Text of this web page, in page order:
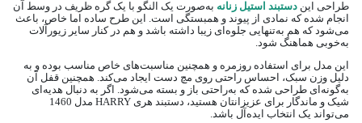
طراحی این دستبند استیل زنانه به‌صورت یک النگو با یک گره ظریف در وسط آن
انجام شده که نمادی از پیوند و همبستگی است. این طرح ساده اما خاص، باعث
می‌شود که هم به‌تنهایی جلوه‌ای زیبا داشته باشد و هم در کنار سایر زیورآلات
به‌خوبی هماهنگ شود.
این مدل برای استفاده روزمره و همچنین مناسبت‌های خاص مناسب بوده و به
دلیل وزن سبک، احساس راحتی روی مچ دست ایجاد می‌کند. همچنین قفل آن
به‌گونه‌ای طراحی شده که به‌راحتی باز و بسته می‌شود. اگر به دنبال هدیه‌ای
شیک و ماندگار برای عزیزانتان هستید، دستبند هری HARRY مدل 1460
می‌تواند یک انتخاب ایده‌آل باشد.